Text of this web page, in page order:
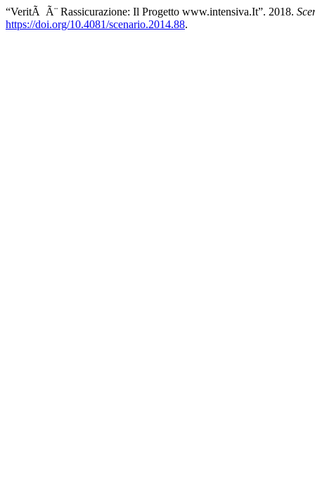
“VeritÃ Ã¨ Rassicurazione: Il Progetto www.intensiva.It”. 2018.
https://doi.org/10.4081/scenario.2014.88.